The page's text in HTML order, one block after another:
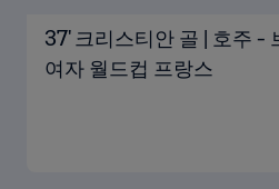
37' 크리스티안 골 | 호주 -
여자 월드컵 프랑스